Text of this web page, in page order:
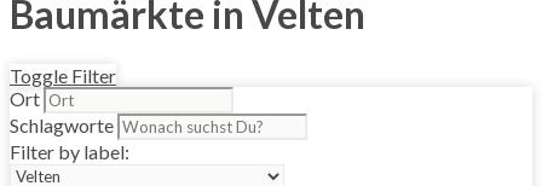
Baumärkte in Velten
Toggle Filter
Ort
Schlagworte
Filter by label: